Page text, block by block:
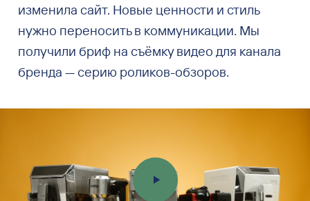
изменила сайт. Новые ценности и стиль
нужно переносить в коммуникации. Мы
получили бриф на съёмку видео для канала
бренда — серию роликов-обзоров.